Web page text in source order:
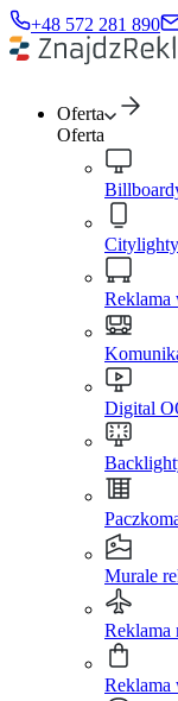
+48 572 281 890
Oferta
Oferta
Citylighty
Reklama
Digital
Murale
Reklama
Reklama